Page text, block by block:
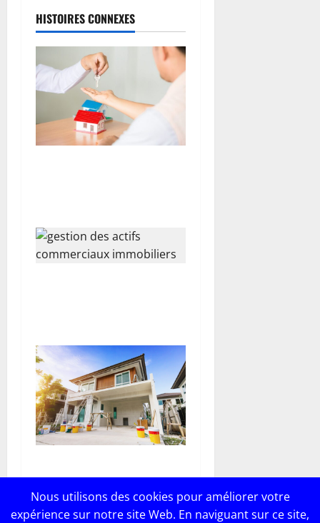
t
i
c
e
HISTOIRES CONNEXES
budget de votre projet de
construction de maison ?
Nous utilisons des cookies pour améliorer votre
expérience sur notre site Web. En naviguant sur ce site,